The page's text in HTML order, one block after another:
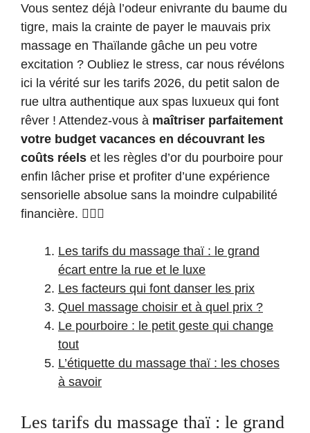
Vous sentez déjà l’odeur enivrante du baume du
tigre, mais la crainte de payer le mauvais prix
massage en Thaïlande gâche un peu votre
excitation ? Oubliez le stress, car nous révélons
ici la vérité sur les tarifs 2026, du petit salon de
rue ultra authentique aux spas luxueux qui font
rêver ! Attendez-vous à maîtriser parfaitement
votre budget vacances en découvrant les
coûts réels et les règles d’or du pourboire pour
enfin lâcher prise et profiter d’une expérience
sensorielle absolue sans la moindre culpabilité
financière. 💆‍♂️✨
Les tarifs du massage thaï : le grand
écart entre la rue et le luxe
Les facteurs qui font danser les prix
Quel massage choisir et à quel prix ?
Le pourboire : le petit geste qui change
tout
L’étiquette du massage thaï : les choses
à savoir
Les tarifs du massage thaï : le grand